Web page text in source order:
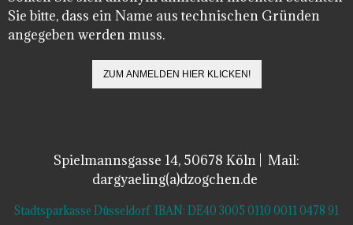
Sie bitte, dass ein Name aus technischen Gründen
angegeben werden muss.
Spielmannsgasse 14, 50678 Köln | Mail:
dargyaeling(a)dzogchen.de
Stadtsparkasse Düsseldorf IBAN: DE40 3005 0110 0011 0478 91